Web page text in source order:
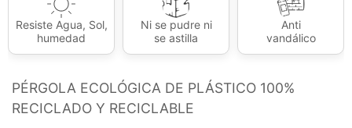
Resiste Agua, Sol,
humedad
Ni se pudre ni
se astilla
Anti
vandálico
PÉRGOLA ECOLÓGICA DE PLÁSTICO 100%
RECICLADO Y RECICLABLE